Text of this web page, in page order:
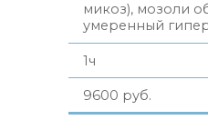
микоз), мозоли
умеренный
1ч
9600 руб.